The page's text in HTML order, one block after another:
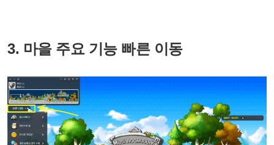
3. 마을 주요 기능 빠른 이동